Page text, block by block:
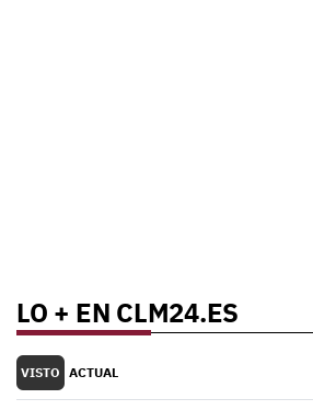
LO + EN CLM24.ES
VISTO ACTUAL